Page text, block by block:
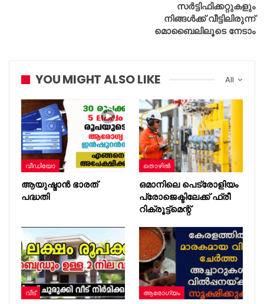
സര്‍ട്ടിഫിക്കറ്റുകളും
നിങ്ങള്‍ക്ക് വീട്ടിലിരുന്ന്
മൊബൈലിലൂടെ നേടാം
All
YOU MIGHT ALSO LIKE
വീഡിയോ
ആയുഷ്മാന്‍ ഭാരത്
പദ്ധതി
തൊഴിൽ
ഒമാനിലെ പെട്രോളിയം
പ്രോജെക്ടിലേക്ക് ഫ്രീ
റിക്രൂട്ട്മെന്റ്
വീട് ആരോഗ്യം